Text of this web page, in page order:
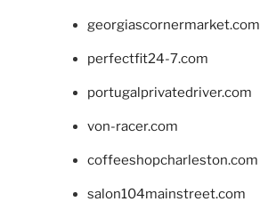
georgiascornermarket.com
perfectfit24-7.com
portugalprivatedriver.com
von-racer.com
coffeeshopcharleston.com
salon104mainstreet.com